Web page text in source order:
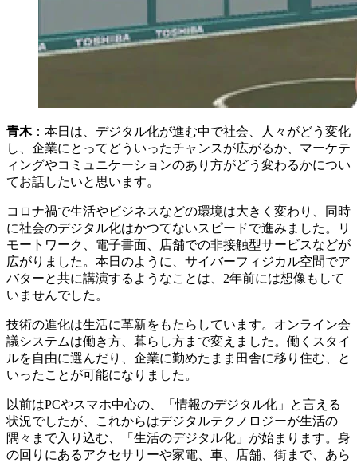
青木：本日は、デジタル化が進む中で社会、人々がどう変化
し、企業にとってどういったチャンスが広がるか、マーケテ
ィングやコミュニケーションのあり方がどう変わるかについ
てお話したいと思います。
コロナ禍で生活やビジネスなどの環境は大きく変わり、同時
に社会のデジタル化はかつてないスピードで進みました。リ
モートワーク、電子書面、店舗での非接触型サービスなどが
広がりました。本日のように、サイバーフィジカル空間でア
バターと共に講演するようなことは、2年前には想像もして
いませんでした。
技術の進化は生活に革新をもたらしています。オンライン会
議システムは働き方、暮らし方まで変えました。働くスタイ
ルを自由に選んだり、企業に勤めたまま田舎に移り住む、と
いったことが可能になりました。
以前はPCやスマホ中心の、「情報のデジタル化」と言える
状況でしたが、これからはデジタルテクノロジーが生活の
隅々まで入り込む、「生活のデジタル化」が始まります。身
の回りにあるアクセサリーや家電、車、店舗、街まで、あら